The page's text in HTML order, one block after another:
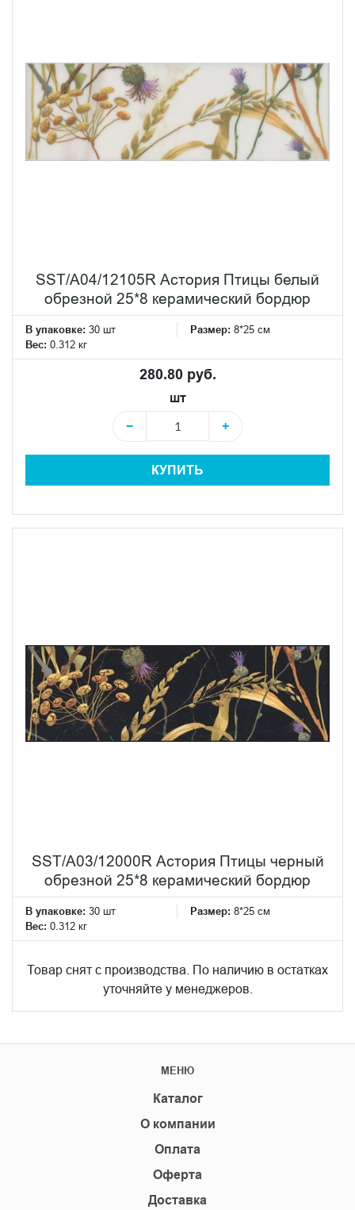
SST/A04/12105R Астория Птицы белый
обрезной 25*8 керамический бордюр
В упаковке: 30 шт Размер: 8*25 см
Вес: 0.312 кг
280.80 руб.
шт
−
+
КУПИТЬ
SST/A03/12000R Астория Птицы черный
обрезной 25*8 керамический бордюр
В упаковке: 30 шт Размер: 8*25 см
Вес: 0.312 кг
Товар снят с производства. По наличию в остатках
уточняйте у менеджеров.
МЕНЮ
Каталог
О компании
Оплата
Оферта
Доставка